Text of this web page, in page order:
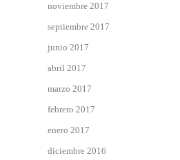
noviembre 2017
septiembre 2017
junio 2017
abril 2017
marzo 2017
febrero 2017
enero 2017
diciembre 2016